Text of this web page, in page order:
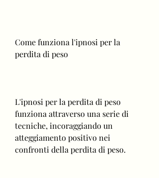
Come funziona l'ipnosi per la
perdita di peso
L'ipnosi per la perdita di peso
funziona attraverso una serie di
tecniche, incoraggiando un
atteggiamento positivo nei
confronti della perdita di peso.